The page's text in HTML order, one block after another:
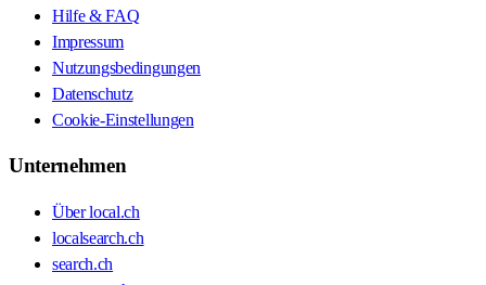
Hilfe & FAQ
Impressum
Nutzungsbedingungen
Datenschutz
Cookie-Einstellungen
Unternehmen
Über local.ch
localsearch.ch
search.ch